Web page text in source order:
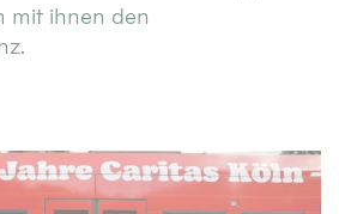
mit ihnen den